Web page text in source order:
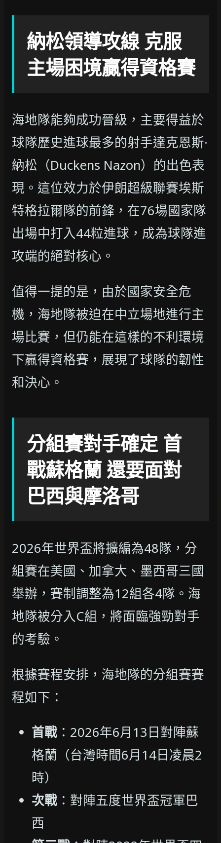
納松領導攻線 克服
主場困境贏得資格賽
海地隊能夠成功晉級，主要得益於
球隊歷史進球最多的射手達克恩斯·
納松（Duckens Nazon）的出色表
現。這位效力於伊朗超級聯賽埃斯
特格拉爾隊的前鋒，在76場國家隊
出場中打入44粒進球，成為球隊進
攻端的絕對核心。
值得一提的是，由於國家安全危
機，海地隊被迫在中立場地進行主
場比賽，但仍能在這樣的不利環境
下贏得資格賽，展現了球隊的韌性
和決心。
分組賽對手確定 首
戰蘇格蘭 還要面對
巴西與摩洛哥
2026年世界盃將擴編為48隊，分
組賽在美國、加拿大、墨西哥三國
舉辦，賽制調整為12組各4隊。海
地隊被分入C組，將面臨強勁對手
的考驗。
根據賽程安排，海地隊的分組賽賽
程如下：
首戰 ：2026年6月13日對陣蘇
格蘭（台灣時間6月14日凌晨2
時）
次戰 ：對陣五度世界盃冠軍巴
西